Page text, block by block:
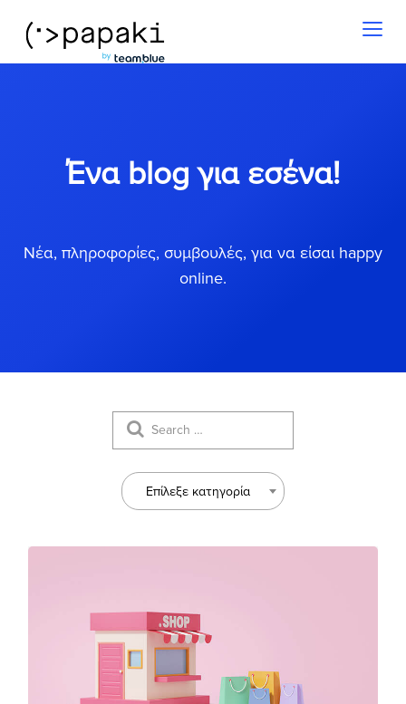
Ένα blog για εσένα!
Νέα, πληροφορίες, συμβουλές, για να είσαι happy
online.
Επίλεξε κατηγορία